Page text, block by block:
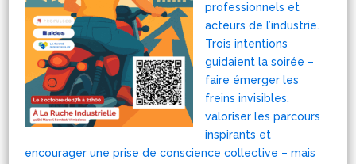
professionnels et
acteurs de l’industrie.
Trois intentions
guidaient la soirée –
faire émerger les
freins invisibles,
valoriser les parcours
inspirants et
encourager une prise de conscience collective – mais